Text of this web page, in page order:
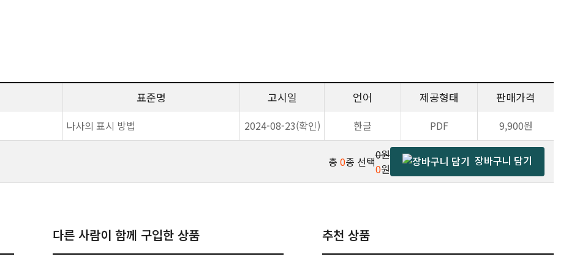
표준명 고시일 언어 제공형태 판매가격
나사의 표시 방법 2024-08-23(확인) 한글 PDF 9,900원
총 0종 선택0원
0원
장바구니 담기
다른 사람이 함께 구입한 상품 추천 상품